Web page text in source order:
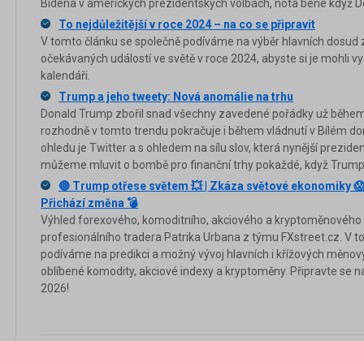
Bidena v amerických prezidentských volbách, nota bene když
To nejdůležitější v roce 2024 – na co se připravit
V tomto článku se společně podíváme na výběr hlavních
očekávaných událostí ve světě v roce 2024, abyste si je mohli
kalendáři.
Trump a jeho tweety: Nová anomálie na trhu
Donald Trump zbořil snad všechny zavedené pořádky už
rozhodně v tomto trendu pokračuje i během vládnutí v Bílém
ohledu je Twitter a s ohledem na sílu slov, která nynější
můžeme mluvit o bombě pro finanční trhy pokaždé, když
🔴 Trump otřese světem 💥 | Zkáza světové ekonomiky
Přichází změna 💣
Výhled forexového, komoditního, akciového a
profesionálního tradera Patrika Urbana z týmu FXstreet.cz. V
podíváme na predikci a možný vývoj hlavních i křížových
oblíbené komodity, akciové indexy a kryptoměny. Připravte se
2026!